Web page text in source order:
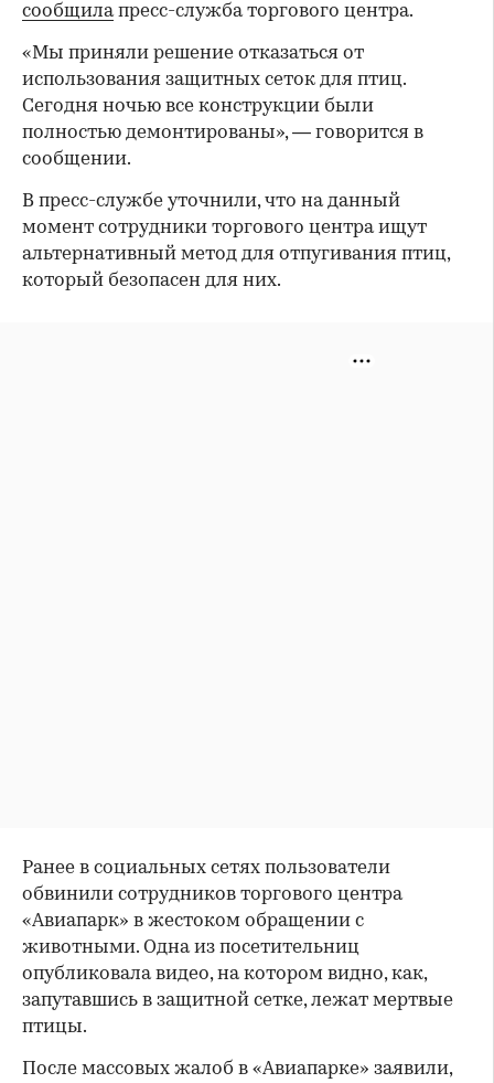
сообщилапресс-служба торгового центра.
«Мы приняли решение отказаться от
использования защитных сеток для птиц.
Сегодня ночью все конструкции были
полностью демонтированы», — говорится в
сообщении.
В пресс-службе уточнили, что на данный
момент сотрудники торгового центра ищут
альтернативный метод для отпугивания птиц,
который безопасен для них.
Ранее в социальных сетях пользователи
обвинили сотрудников торгового центра
«Авиапарк» в жестоком обращении с
животными. Одна из посетительниц
опубликовала видео, на котором видно, как,
запутавшись в защитной сетке, лежат мертвые
птицы.
После массовых жалоб в «Авиапарке» заявили,